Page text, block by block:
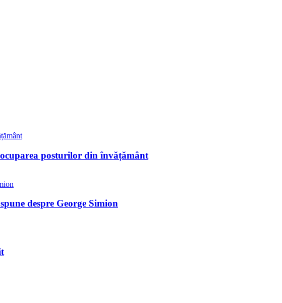
posturilor din învățământ
despre George Simion